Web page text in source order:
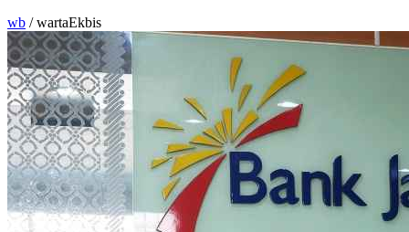
wb / wartaEkbis